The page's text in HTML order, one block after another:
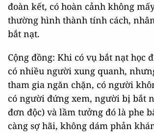
đoàn kết, có hoàn cảnh không
thường hình thành tính cách,
bắt nạt.
Cộng đồng: Khi có vụ bắt nạt học
có nhiều người xung quanh,
tham gia ngăn chặn, có người
có người đứng xem, người bị bắt
đơn độc) và lầm tưởng đó là phe
càng sợ hãi, không dám phản